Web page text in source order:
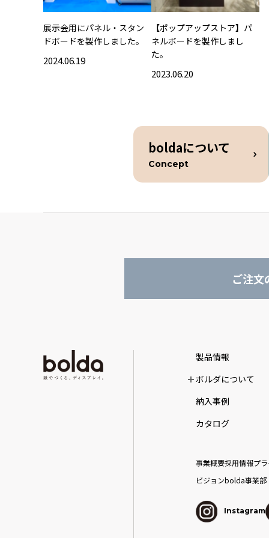
展示会用にパネル・スタン
ドボードを製作しました。
2024.06.19
【ポップアップストア】パ
ネルボードを製作しまし
た。
2023.06.20
boldaについて
Concept
ご注文
製品情報
ボルダについて
納入事例
カタログ
事業概要採用情報プ
ビジョンbolda事業部
Instagram